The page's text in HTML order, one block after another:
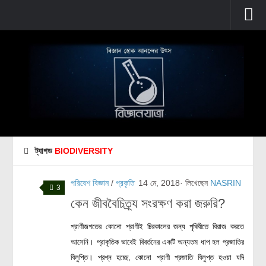
মানবদেহ
জেনেটিক্স
অণুজীববিজ্ঞান
ট্যাগড BIODIVERSITY
3 পরিবেশ বিজ্ঞান/প্রকৃতি 14 মে, 2018· লিখেছেন NASRIN
কেন জীববৈচিত্র্য সংরক্ষণ করা জরুরি?
প্রাণীজগতের কোনো প্রাণীই চিরকালের জন্য পৃথিবীতে বিরাজ করতে
আসেনি। প্রাকৃতিক ভাবেই বিবর্তনের একটি অন্যতম ধাপ হল প্রজাতির
বিলুপ্তি। প্রশ্ন হচ্ছে, কোনো প্রাণী প্রজাতি বিলুপ্ত হওয়া যদি